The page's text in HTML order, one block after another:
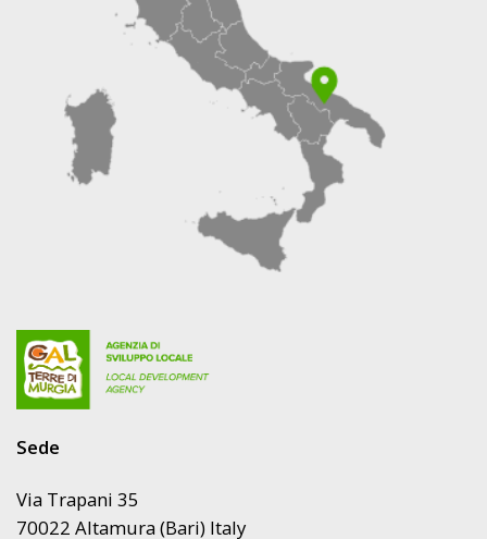
Sede
Via Trapani 35
70022 Altamura (Bari) Italy